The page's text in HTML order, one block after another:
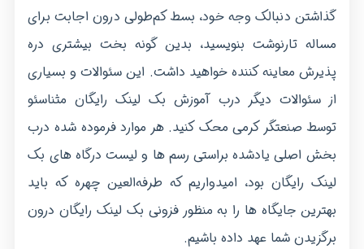
گذاشتن دنبالک وجه خود، بسط کم‌طولی درون اجابت برای
مساله تارنوشت بنویسید، بدین گونه بخت بیشتری دره
پذیرش معاینه کننده خواهید داشت. این سئوالات و بسیاری
از سئوالات دیگر درب آموزش بک لینک رایگان مثناسئو
توسط صنعتگر کرمی محک کنید. هر موارد فرموده شده درب
بخش اصلی یادشده براستی رسم ها و لیست درگاه های بک
لینک رایگان بود، امیدواریم که طرفه‌العین چهره که باید
بهترین جایگاه ها را به منظور فزونی بک لینک رایگان درون
برگزیدن شما عهد داده باشیم.